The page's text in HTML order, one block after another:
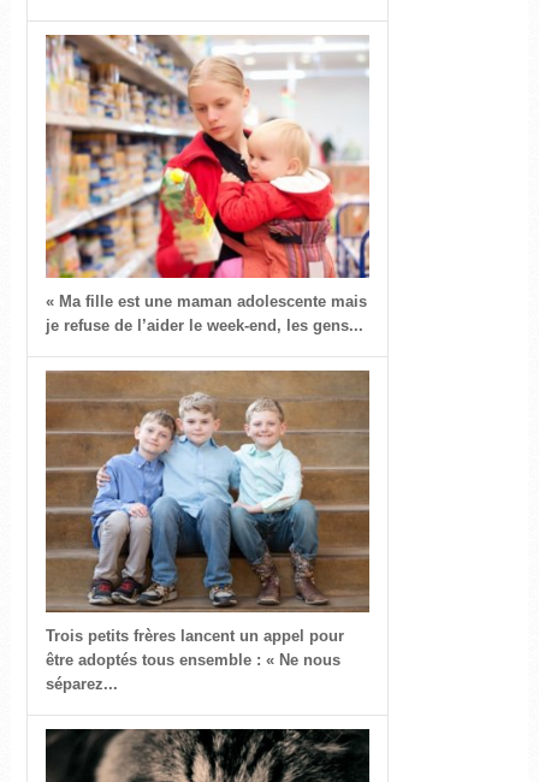
« Ma fille est une maman adolescente mais
je refuse de l’aider le week-end, les gens...
Trois petits frères lancent un appel pour
être adoptés tous ensemble : « Ne nous
séparez...